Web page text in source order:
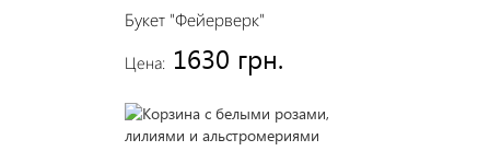
Букет "Фейерверк"
Цена: 1630 грн.